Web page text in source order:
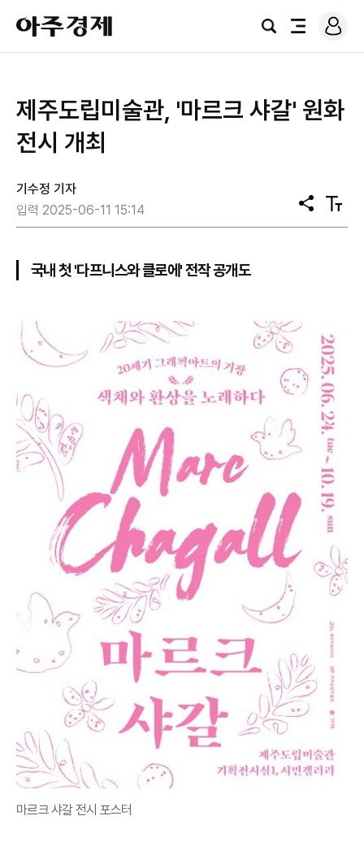
아
주
경
검
전
로
그
제주도립미술관, '마르크 샤갈' 원화
전시 개최
기수정 기자
입력 2025-06-11 15:14
공
유
텍
스
국내 첫 '다프니스와 클로에' 전작 공개도
마르크 샤갈 전시 포스터